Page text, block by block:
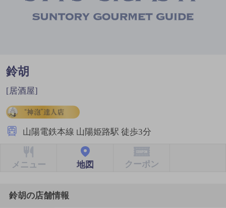
鈴胡
[居酒屋]
山陽電鉄本線 山陽姫路駅 徒歩3分
メニュー 地図 クーポン
鈴胡の店舗情報